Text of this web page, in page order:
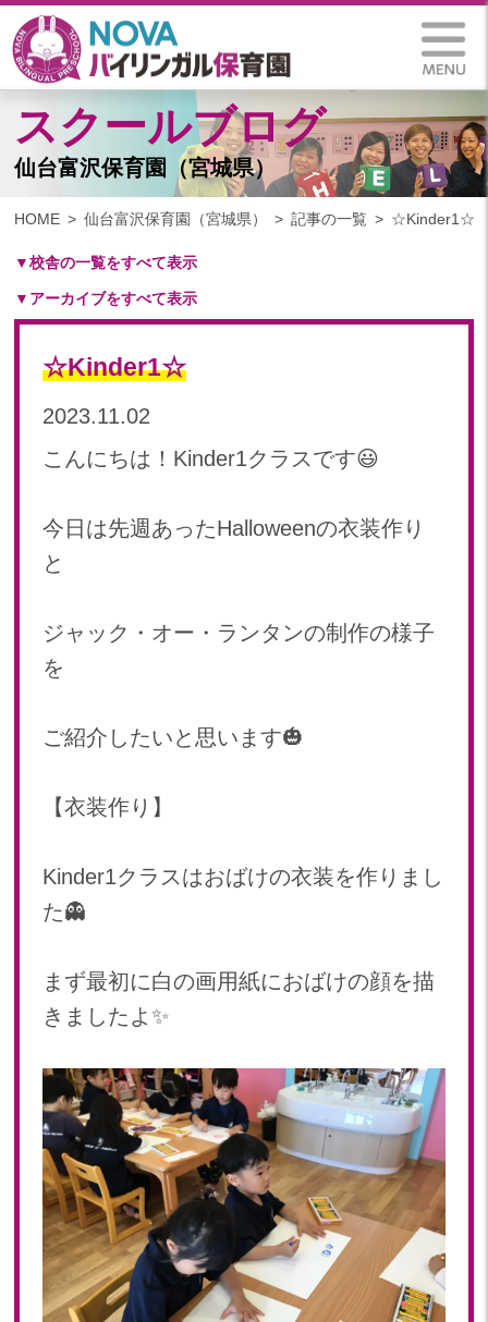
スクールブログ
仙台富沢保育園（宮城県）
HOME 仙台富沢保育園（宮城県） 記事の一覧 ☆Kinder1☆
▼校舎の一覧をすべて表示
札幌保育園（北海道）
仙台八木山保育園（宮城県）
仙台富沢保育園（宮城県）
つくば西平塚保育園(茨城県)
札幌東雁来保育園(北海道)
▼アーカイブをすべて表示
2025年 03月(1)
2024年 09月(19)
2024年 07月(22)
2024年 06月(20)
2024年 04月(21)
2024年 03月(20)
2023
2023年 11月(20)
2023年 09月(19)
2023年 08月(22)
2023年 06月(22)
2023年 04月(20)
2023年 02月(19)
2023年 01月(18)
2022
2022年 12月(19)
2022年 11月(20)
2022年 10月(20)
2022年 09月(20)
2022年 08月(23)
☆Kinder1☆
2023.11.02
こんにちは！Kinder1クラスです😃
今日は先週あったHalloweenの衣装作り
と
ジャック・オー・ランタンの制作の様子
を
ご紹介したいと思います🎃
【衣装作り】
Kinder1クラスはおばけの衣装を作りまし
た👻
まず最初に白の画用紙におばけの顔を描
きましたよ✨